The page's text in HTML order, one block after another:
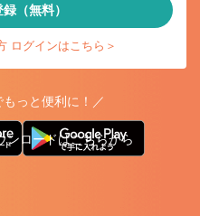
（無料）
ログインはこちら＞
っと便利に！／
ンロードはこちらから